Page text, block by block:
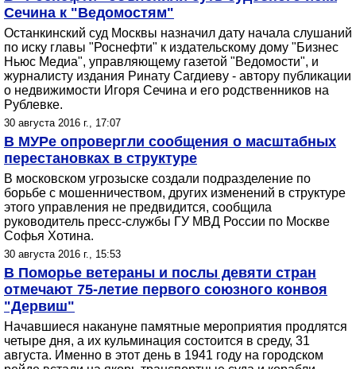
Сечина к "Ведомостям"
Останкинский суд Москвы назначил дату начала слушаний
по иску главы "Роснефти" к издательскому дому "Бизнес
Ньюс Медиа", управляющему газетой "Ведомости", и
журналисту издания Ринату Сагдиеву - автору публикации
о недвижимости Игоря Сечина и его родственников на
Рублевке.
30 августа 2016 г., 17:07
В МУРе опровергли сообщения о масштабных
перестановках в структуре
В московском угрозыске создали подразделение по
борьбе с мошенничеством, других изменений в структуре
этого управления не предвидится, сообщила
руководитель пресс-службы ГУ МВД России по Москве
Софья Хотина.
30 августа 2016 г., 15:53
В Поморье ветераны и послы девяти стран
отмечают 75-летие первого союзного конвоя
"Дервиш"
Начавшиеся накануне памятные мероприятия продлятся
четыре дня, а их кульминация состоится в среду, 31
августа. Именно в этот день в 1941 году на городском